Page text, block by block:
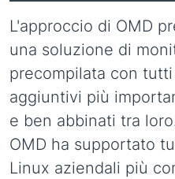
L'approccio di OMD
una soluzione di
precompilata con
aggiuntivi più
e ben abbinati tra
OMD ha supportato
Linux aziendali più